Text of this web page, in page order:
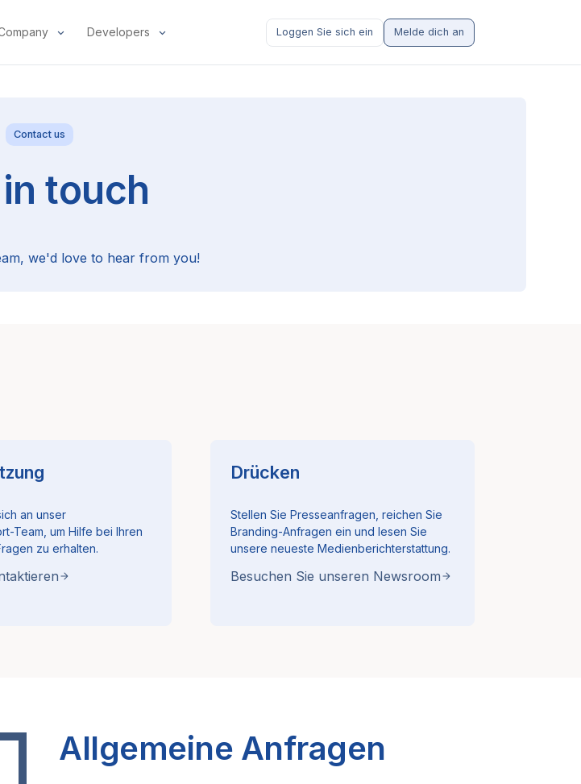
Developers Loggen Sie sich ein Melde dich an
Contact us
touch
we'd love to hear from you!
an unser
Team, um Hilfe bei Ihren
zu erhalten.
Drücken
Stellen Sie Presseanfragen, reichen Sie
Branding-Anfragen ein und lesen Sie
unsere neueste Medienberichterstattung.
Besuchen Sie unseren Newsroom
Allgemeine Anfragen